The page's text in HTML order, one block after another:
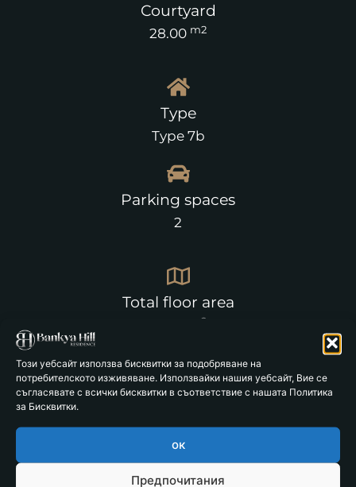
Този уебсайт използва бисквитки за подобряване на
потребителското изживяване. Използвайки нашия уебсайт, Вие се
съгласявате с всички бисквитки в съответствие с нашата Политика
за Бисквитки.
ок
Предпочитания
Courtyard
28.00 m2
Type
Type 7b
Parking spaces
2
Total floor area
m2
Status